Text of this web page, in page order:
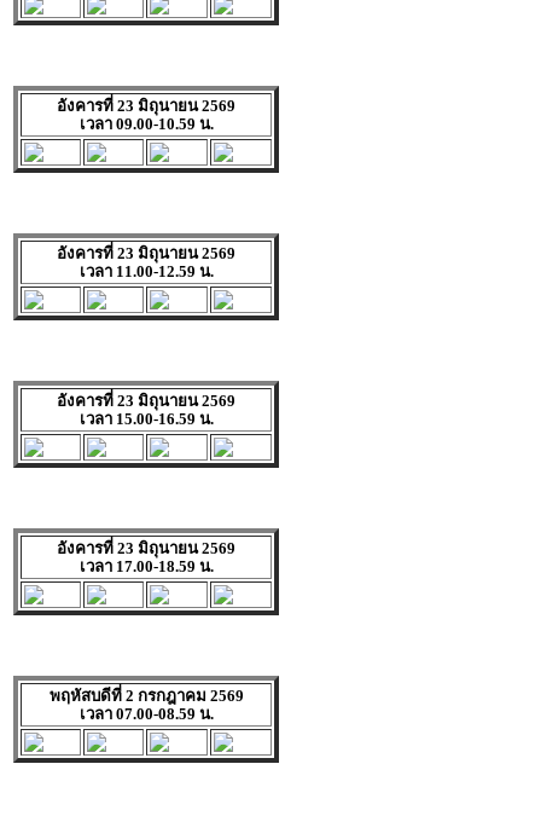
อังคารที่ 23 มิถุนายน 2569
เวลา 09.00-10.59 น.
อังคารที่ 23 มิถุนายน 2569
เวลา 11.00-12.59 น.
อังคารที่ 23 มิถุนายน 2569
เวลา 15.00-16.59 น.
อังคารที่ 23 มิถุนายน 2569
เวลา 17.00-18.59 น.
พฤหัสบดีที่ 2 กรกฎาคม 2569
เวลา 07.00-08.59 น.